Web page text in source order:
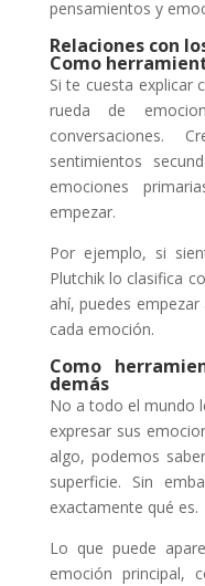
pensamientos y
Relaciones con
Como
Si te cuesta explicar
rueda de
conversaciones.
sentimientos
emociones
empezar.
Por ejemplo, si
Plutchik lo clasifica
ahí, puedes
cada emoción.
Como
demás
No a todo el mundo
expresar sus
algo, podemos
superficie. Sin
exactamente qué es.
Lo que puede
emoción principal,